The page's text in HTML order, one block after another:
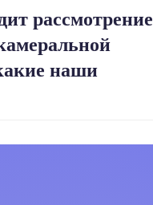
рассмотрение
наши